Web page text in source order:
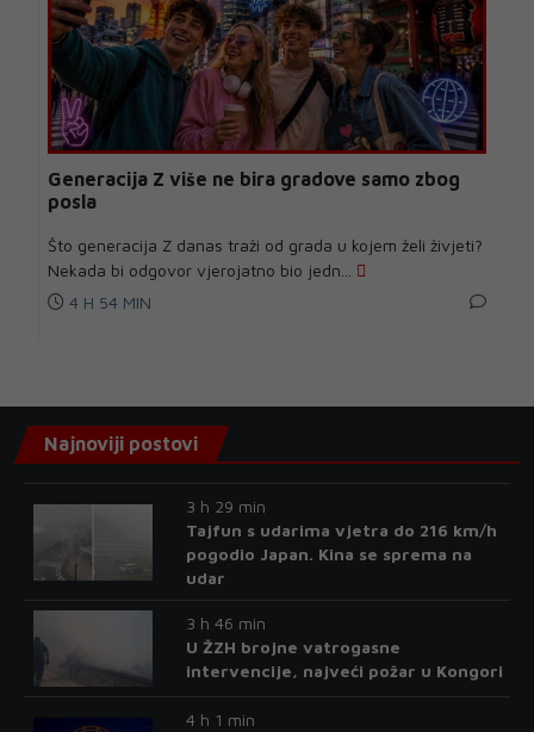
Generacija Z više ne bira gradove samo zbog
posla
Što generacija Z danas traži od grada u kojem želi živjeti?
Nekada bi odgovor vjerojatno bio jedn...
4 H 54 MIN
Najnoviji postovi
3 h 29 min
Tajfun s udarima vjetra do 216 km/h
pogodio Japan. Kina se sprema na
udar
3 h 46 min
U ŽZH brojne vatrogasne
intervencije, najveći požar u Kongori
4 h 1 min